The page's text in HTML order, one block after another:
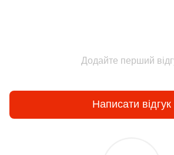
Додайте перший
Написати відгук